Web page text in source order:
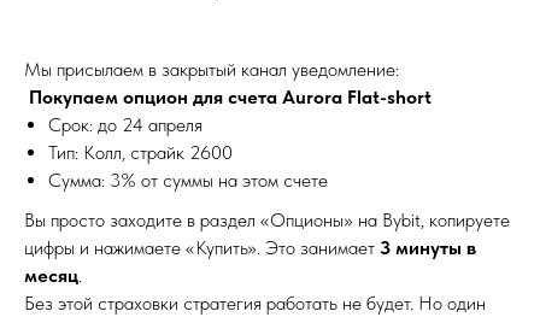
Мы присылаем в закрытый канал уведомление:
Покупаем опцион для счета Aurora Flat-short
Срок: до 24 апреля
Тип: Колл, страйк 2600
Сумма: 3% от суммы на этом счете
Вы просто заходите в раздел «Опционы» на Bybit, копируете
цифры и нажимаете «Купить». Это занимает 3 минуты в
месяц.
Без этой страховки стратегия работать не будет. Но один